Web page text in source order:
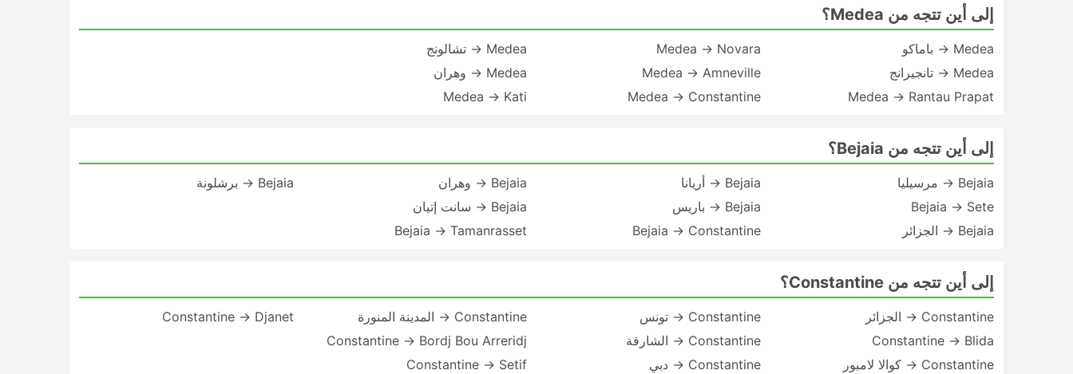
إلى أين تتجه من Medea؟
Medea → باماكو
Medea → تانجيرانج
Medea → Rantau Prapat
Medea → Novara
Medea → Amneville
Medea → Constantine
Medea → تشالونج
Medea → وهران
Medea → Kati
إلى أين تتجه من Bejaia؟
Bejaia → مرسيليا
Bejaia → Sete
Bejaia → الجزائر
Bejaia → أريانا
Bejaia → باريس
Bejaia → Constantine
Bejaia → وهران
Bejaia → سانت إتيان
Bejaia → Tamanrasset
Bejaia → برشلونة
إلى أين تتجه من Constantine؟
Constantine → الجزائر
Constantine → Blida
Constantine → كوالا لامبور
Constantine → تونس
Constantine → الشارقة
Constantine → دبي
Constantine → المدينة المنورة
Constantine → Bordj Bou Arreridj
Constantine → Setif
Constantine → Djanet